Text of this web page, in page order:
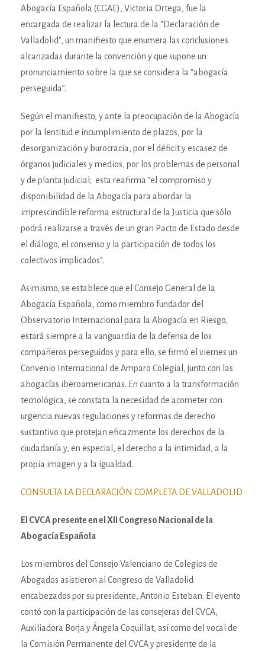
Abogacía Española (CGAE), Victoria Ortega, fue la
encargada de realizar la lectura de la “Declaración de
Valladolid”, un manifiesto que enumera las conclusiones
alcanzadas durante la convención y que supone un
pronunciamiento sobre la que se considera la “abogacía
perseguida”.
Según el manifiesto, y ante la preocupación de la Abogacía
por la lentitud e incumplimiento de plazos, por la
desorganización y burocracia, por el déficit y escasez de
órganos judiciales y medios, por los problemas de personal
y de planta judicial; esta reafirma “el compromiso y
disponibilidad de la Abogacía para abordar la
imprescindible reforma estructural de la Justicia que sólo
podrá realizarse a través de un gran Pacto de Estado desde
el diálogo, el consenso y la participación de todos los
colectivos implicados”.
Asimismo, se establece que el Consejo General de la
Abogacía Española, como miembro fundador del
Observatorio Internacional para la Abogacía en Riesgo,
estará siempre a la vanguardia de la defensa de los
compañeros perseguidos y para ello, se firmó el viernes un
Convenio Internacional de Amparo Colegial, junto con las
abogacías iberoamericanas. En cuanto a la transformación
tecnológica, se constata la necesidad de acometer con
urgencia nuevas regulaciones y reformas de derecho
sustantivo que protejan eficazmente los derechos de la
ciudadanía y, en especial, el derecho a la intimidad, a la
propia imagen y a la igualdad.
CONSULTA LA DECLARACIÓN COMPLETA DE VALLADOLID
El CVCA presente en el XII Congreso Nacional de la
Abogacía Española
Los miembros del Consejo Valenciano de Colegios de
Abogados asistieron al Congreso de Valladolid
encabezados por su presidente, Antonio Esteban. El evento
contó con la participación de las consejeras del CVCA,
Auxiliadora Borja y Ángela Coquillat, así como del vocal de
la Comisión Permanente del CVCA y presidente de la